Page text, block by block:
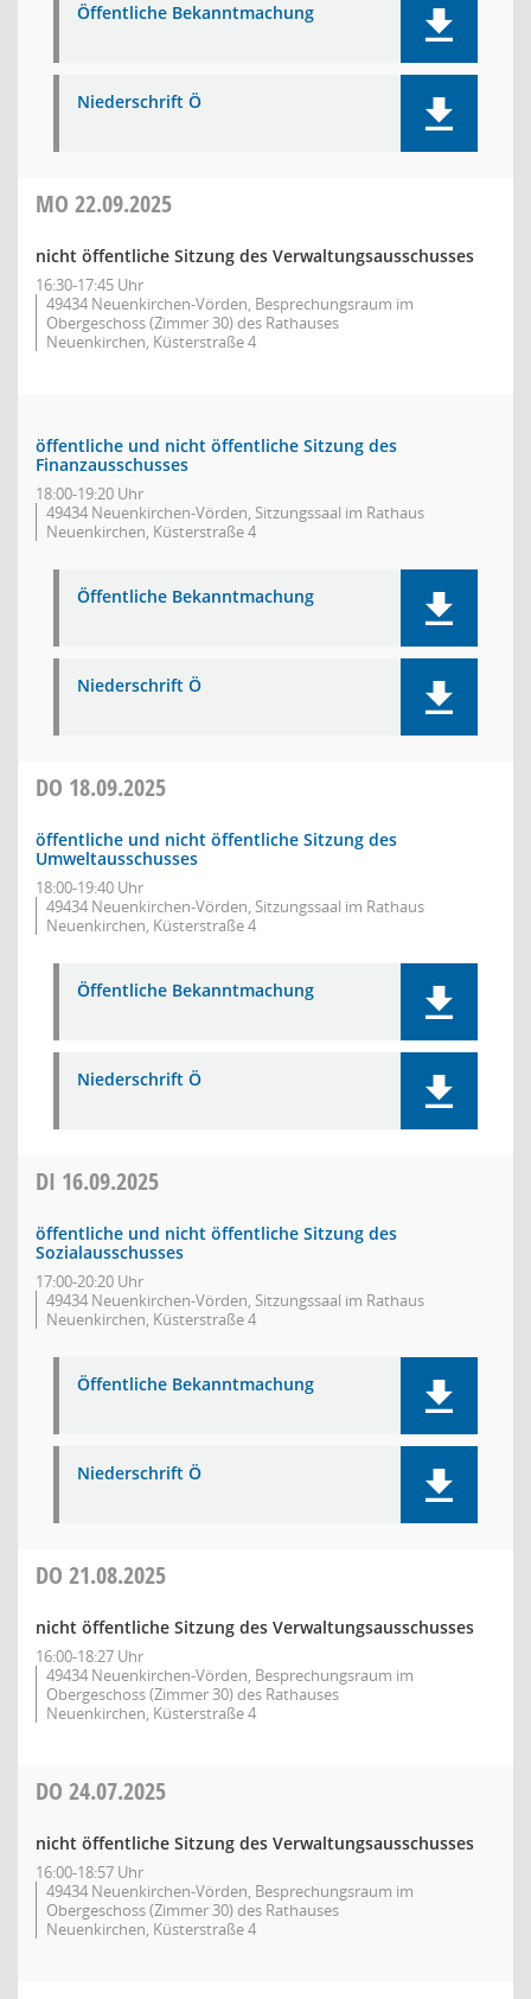
Öffentliche Bekanntmachung
Niederschrift Ö
MO 22.09.2025
nicht öffentliche Sitzung des Verwaltungsausschusses
16:30-17:45 Uhr
49434 Neuenkirchen-Vörden, Besprechungsraum im
Obergeschoss (Zimmer 30) des Rathauses
Neuenkirchen, Küsterstraße 4
öffentliche und nicht öffentliche Sitzung des
Finanzausschusses
18:00-19:20 Uhr
49434 Neuenkirchen-Vörden, Sitzungssaal im Rathaus
Neuenkirchen, Küsterstraße 4
Öffentliche Bekanntmachung
Niederschrift Ö
DO 18.09.2025
öffentliche und nicht öffentliche Sitzung des
Umweltausschusses
18:00-19:40 Uhr
49434 Neuenkirchen-Vörden, Sitzungssaal im Rathaus
Neuenkirchen, Küsterstraße 4
Öffentliche Bekanntmachung
Niederschrift Ö
DI 16.09.2025
öffentliche und nicht öffentliche Sitzung des
Sozialausschusses
17:00-20:20 Uhr
49434 Neuenkirchen-Vörden, Sitzungssaal im Rathaus
Neuenkirchen, Küsterstraße 4
Öffentliche Bekanntmachung
Niederschrift Ö
DO 21.08.2025
nicht öffentliche Sitzung des Verwaltungsausschusses
16:00-18:27 Uhr
49434 Neuenkirchen-Vörden, Besprechungsraum im
Obergeschoss (Zimmer 30) des Rathauses
Neuenkirchen, Küsterstraße 4
DO 24.07.2025
nicht öffentliche Sitzung des Verwaltungsausschusses
16:00-18:57 Uhr
49434 Neuenkirchen-Vörden, Besprechungsraum im
Obergeschoss (Zimmer 30) des Rathauses
Neuenkirchen, Küsterstraße 4